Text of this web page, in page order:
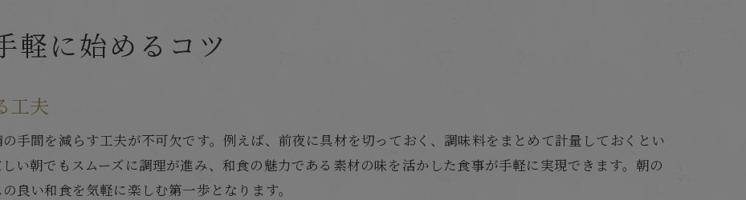
子供が喜ぶ和食の朝ごはん時短レシピ
朝ごはん和食定番を子供向けにアレンジ
忙しい朝でも和食で栄養バランス
軽に始めるコツ
工夫
手間を減らす工夫が不可欠です。例えば、前夜に具材を切っておく、調味料をまとめて計量しておくとい
い朝でもスムーズに調理が進み、和食の魅力である素材の味を活かした食事が手軽に実現できます。朝の
良い和食を気軽に楽しむ第一歩となります。